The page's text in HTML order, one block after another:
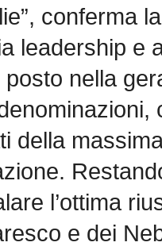
conferma la
leadership e
posto nella
della
l’ottima
e dei